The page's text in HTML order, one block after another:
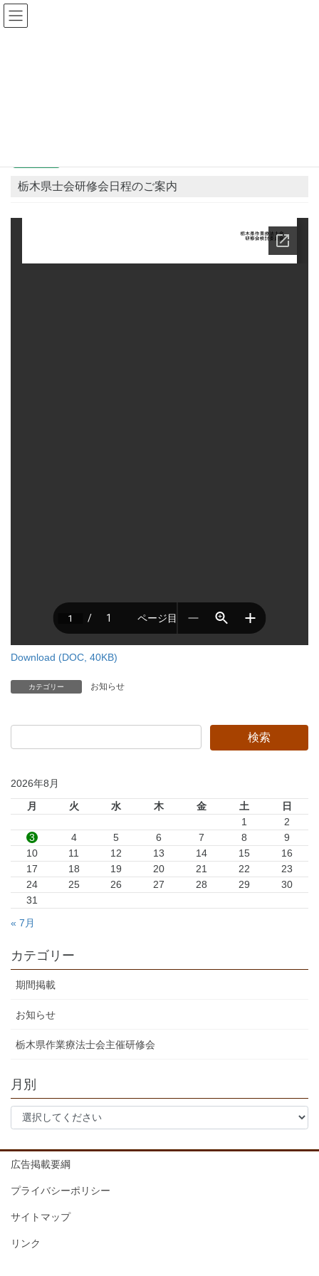
コ
ン
ナ
ビ
栃木県士会研修会日程のご案内
Download (DOC, 40KB)
カテゴリー お知らせ
2026年8月
月 火 水 木 金 土
日
1
2
3
4 5 6 7 8
9
10
11 12 13 14 15
16
17
18 19 20 21 22
23
24
25 26 27 28 29
30
31
« 7月
カテゴリー
期間掲載
お知らせ
栃木県作業療法士会主催研修会
月別
広告掲載要綱
プライバシーポリシー
サイトマップ
リンク